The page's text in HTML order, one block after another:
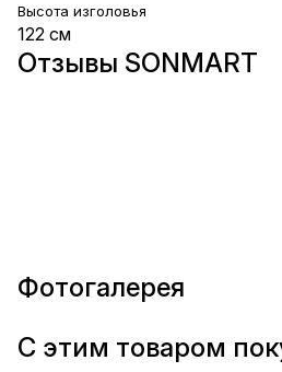
Высота изголовья
122 см
Отзывы SONMART
Фотогалерея
С этим товаром